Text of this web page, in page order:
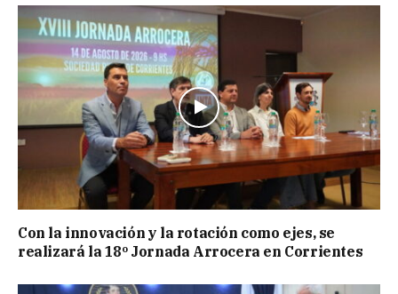
Con la innovación y la rotación como ejes, se
realizará la 18º Jornada Arrocera en Corrientes